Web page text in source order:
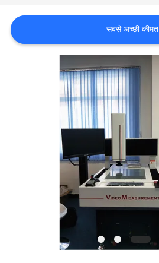
समाचार
SITEMAP
सबसे अच्छी कीमत